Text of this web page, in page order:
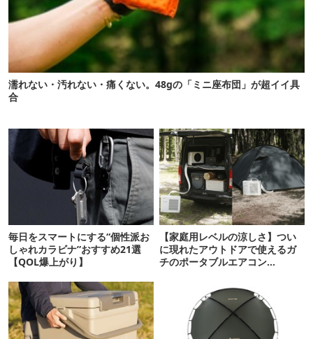
濡れない・汚れない・痛くない。48gの「ミニ座布団」が超イイ具
合
毎日をスマートにする“個性派お
しゃれカラビナ”おすすめ21選
【QOL爆上がり】
【家庭用レベルの涼しさ】つい
に現れたアウトドアで使えるガ
チのポータブルエアコン